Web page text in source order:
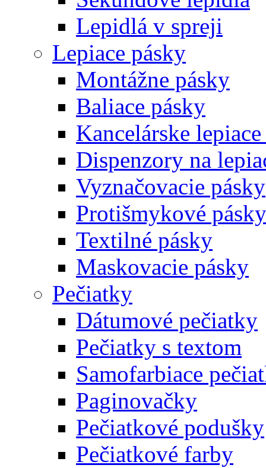
Lepidlá v spreji
Lepiace pásky
Montážne pásky
Baliace pásky
Kancelárske
Dispenzory na
Vyznačovacie pásky
Protišmykové pásky
Textilné pásky
Maskovacie pásky
Pečiatky
Dátumové pečiatky
Pečiatky s textom
Samofarbiace
Paginovačky
Pečiatkové podušky
Pečiatkové farby